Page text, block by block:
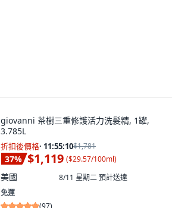
giovanni 茶樹三重修護活力洗髮精, 1罐,
3.785L
折扣後價格· 11:55:08$1,781
37% $1,119 ($29.57/100ml)
美國 8/11 星期二預計送達
免運
(97)